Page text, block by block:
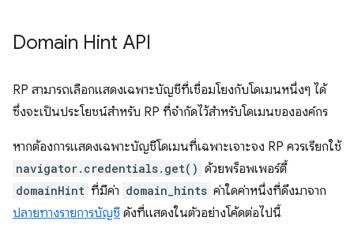
Domain Hint API
RP สามารถเลือกแสดงเฉพาะบัญชีที่เชื่อมโยงกับโดเมนหนึ่งๆ ได้
ซึ่งจะเป็นประโยชน์สำหรับ RP ที่จำกัดไว้สำหรับโดเมนขององค์กร
หากต้องการแสดงเฉพาะบัญชีโดเมนที่เฉพาะเจาะจง RP ควรเรียกใช้
navigator.credentials.get() ด้วยพร็อพเพอร์ตี้
domainHint ที่มีค่า domain_hints ค่าใดค่าหนึ่งที่ดึงมาจาก
ปลายทางรายการบัญชี ดังที่แสดงในตัวอย่างโค้ดต่อไปนี้